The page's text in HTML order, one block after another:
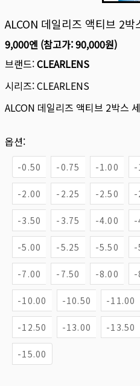
ALCON 데일리즈 액티브 2
9,000엔 (참고가:90,000원)
브랜드:CLEARLENS
시리즈:CLEARLENS
ALCON 데일리즈 액티브 2박스
옵션:
-0.50 -0.75 -1.00 -
-2.00 -2.25 -2.50 -
-3.50 -3.75 -4.00 -
-5.00 -5.25 -5.50 -
-7.00 -7.50 -8.00 -
-10.00 -10.50 -11.00
-12.50 -13.00 -13.50
-15.00